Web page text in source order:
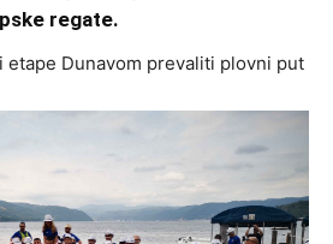
regate.
etape Dunavom prevaliti plovni put